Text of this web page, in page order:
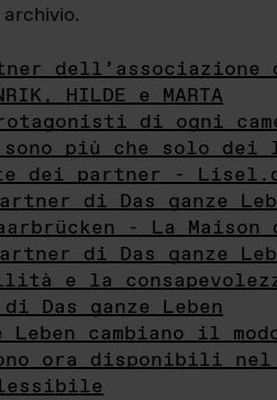
HILDE e MARTA
protagonisti di ogni
sono più che solo
dei partner -
di Das ganze
- La
di Das ganze
e la
Das ganze Leben
cambiano il
ora disponibili nel